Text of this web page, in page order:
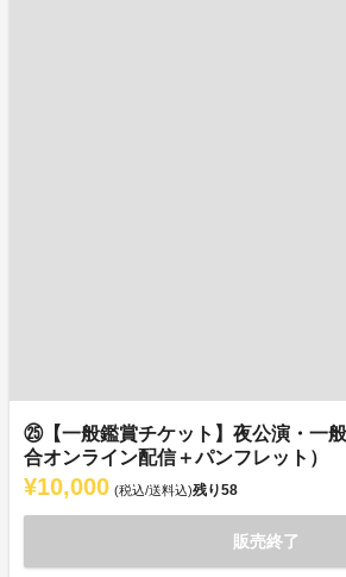
㉕【一般鑑賞チケット】夜公演・一
合オンライン配信＋パンフレット）
¥10,000 (税込/送料込)残り58
販売終了